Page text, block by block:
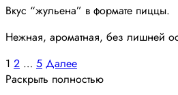
Вкус “жульена” в формате пиццы.
Нежная, ароматная, без лишней
Пагинация
записей
1 2 … 5 Далее
Раскрыть полностью